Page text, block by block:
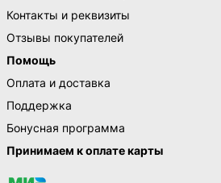
Контакты и реквизиты
Отзывы покупателей
Помощь
Оплата и доставка
Поддержка
Бонусная программа
Принимаем к оплате карты